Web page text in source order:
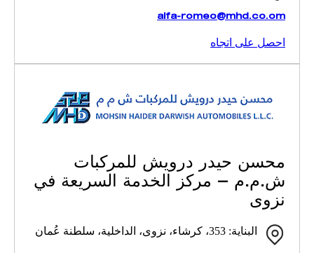
alfa-romeo@mhd.co.om
احصل على اتجاه
محسن حيدر درويش للمركبات
ش.م.م – مركز الخدمة السريعة في
نزوى
البناية: 353، كرشاء، نزوى، الداخلية، سلطنة عُمان